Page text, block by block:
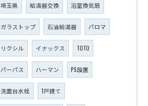
埼玉県 給湯器交換 浴室換気扇
ガラストップ 石油給湯器 パロマ
リクシル イナックス TOTO
パーパス ハーマン PS設置
洗面台水栓 1戸建て